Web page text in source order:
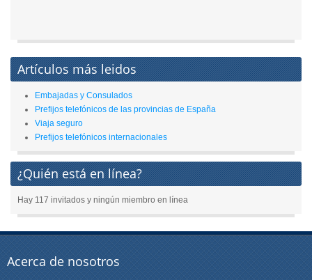
Artículos más leidos
Embajadas y Consulados
Prefijos telefónicos de las provincias de España
Viaja seguro
Prefijos telefónicos internacionales
¿Quién está en línea?
Hay 117 invitados y ningún miembro en línea
Acerca de nosotros